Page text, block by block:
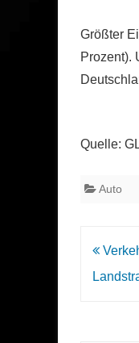
Größter
Prozent).
Quelle:
Auto